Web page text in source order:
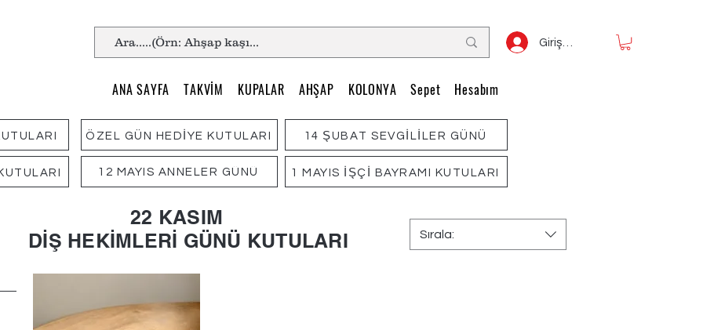
Giriş Yap
ANA SAYFA TAKVİM KUPALAR AHŞAP KOLONYA Sepet Hesabım
ÖZEL GÜN HEDİYE KUTULARI
12 MAYIS ANNELER GÜNÜ
14 ŞUBAT SEVGİLİLER GÜNÜ
1 MAYIS İŞÇİ BAYRAMI KUTULARI
Sırala:
DİŞ HEKİMLERİ GÜNÜ KUTULARI
22 KASIM